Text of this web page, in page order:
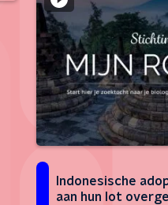
Indonesische
aan hun lot